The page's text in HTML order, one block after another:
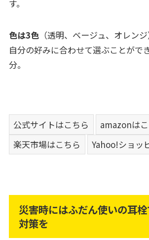
す。
色は3色（透明、ベージュ、オレン
自分の好みに合わせて選ぶことがで
分。
公式サイトはこちら
amazonは
楽天市場はこちら
Yahoo!ショッ
災害時にはふだん使いの耳
対策を